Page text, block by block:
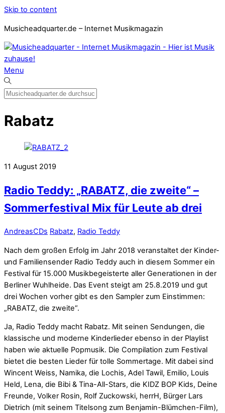
Skip to content
Musicheadquarter.de – Internet Musikmagazin
Menu
Rabatz
11 August 2019
Radio Teddy: „RABATZ, die zweite“ –
Sommerfestival Mix für Leute ab drei
AndreasCDs Rabatz, Radio Teddy
Nach dem großen Erfolg im Jahr 2018 veranstaltet der Kinder-
und Familiensender Radio Teddy auch in diesem Sommer ein
Festival für 15.000 Musikbegeisterte aller Generationen in der
Berliner Wuhlheide. Das Event steigt am 25.8.2019 und gut
drei Wochen vorher gibt es den Sampler zum Einstimmen:
„RABATZ, die zweite“.
Ja, Radio Teddy macht Rabatz. Mit seinen Sendungen, die
klassische und moderne Kinderlieder ebenso in der Playlist
haben wie aktuelle Popmusik. Die Compilation zum Festival
bietet die besten Lieder für tolle Sommertage. Mit dabei sind
Wincent Weiss, Namika, die Lochis, Adel Tawil, Emilio, Louis
Held, Lena, die Bibi & Tina-All-Stars, die KIDZ BOP Kids, Deine
Freunde, Volker Rosin, Rolf Zuckowski, herrH, Bürger Lars
Dietrich (mit seinem Titelsong zum Benjamin-Blümchen-Film),